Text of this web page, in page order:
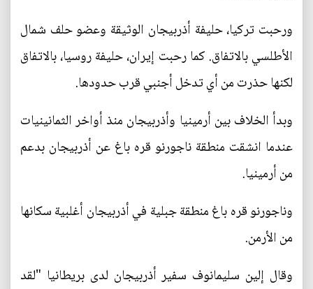
ورحبت تركيا، حليفة أذربيجان الوثيقة وعضو حلف شمال
الأطلسي بالاتفاق. كما رحبت إيران، حليفة روسيا، بالاتفاق
لكنها حذرت من أي تدخل أجنبي قرب حدودها.
وبدأ الخلاف بين أرمينيا وأذربيجان منذ أواخر الثمانينيات
عندما انشقت منطقة ناجورنو قره باغ عن أذربيجان بدعم
من أرمينيا.
وناجورنو قره باغ منطقة جبلية في أذربيجان أغلبية سكانها
من الأرمن.
وقال إلين سليمانوف سفير أذربيجان لدى بريطانيا "لقد